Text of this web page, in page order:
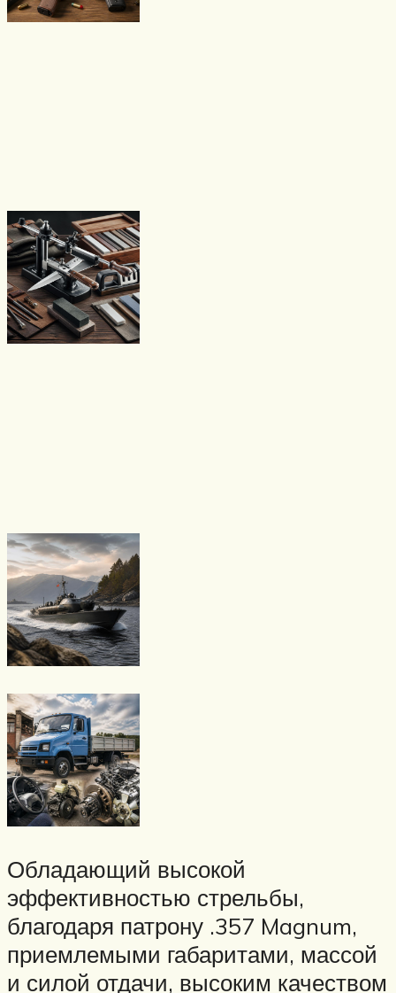
Обладающий высокой
эффективностью стрельбы,
благодаря патрону .357 Magnum,
приемлемыми габаритами, массой
и силой отдачи, высоким качеством